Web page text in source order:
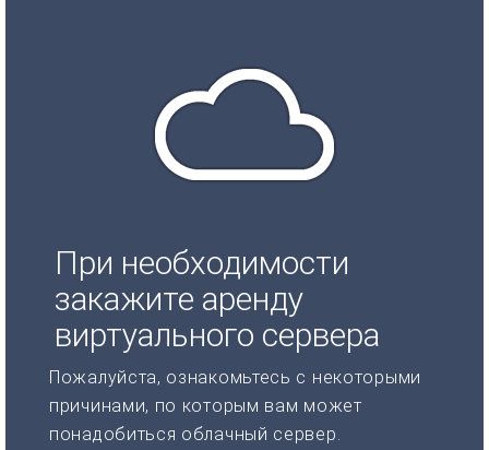
При необходимости
закажите аренду
виртуального сервера
Пожалуйста, ознакомьтесь с некоторыми
причинами, по которым вам может
понадобиться облачный сервер.